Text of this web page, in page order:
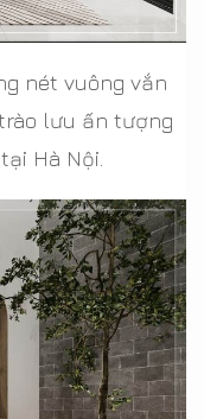
nét vuông vắn
lưu ấn tượng
Hà Nội.